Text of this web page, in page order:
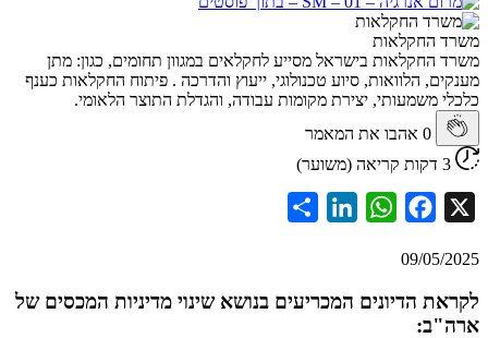
בישראל מסייע לחקלאים במגוון תחומים, כגון: מתן
הלוואות, סיוע טכנולוגי, ייעוץ והדרכה . פיתוח החקלאות כענף
משמעותי, יצירת מקומות עבודה, והגדלת התוצר הלאומי.
אהבו את המאמר
Facebook
WhatsApp
LinkedIn
Share
09/
הדיונים המכריעים בנושא שינוי מדיניות המכסים של